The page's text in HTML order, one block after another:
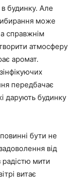
будинку. Але
може
справжнім
атмосферу
аромат.
передбачає
дарують будинку
бути не
від
мити
витає